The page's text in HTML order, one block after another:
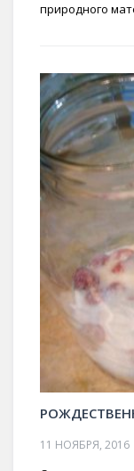
природного
11 НОЯБРЯ, 2016